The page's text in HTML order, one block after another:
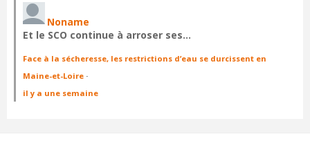
Noname
Et le SCO continue à arroser ses…
Face à la sécheresse, les restrictions d’eau se durcissent en
Maine-et-Loire ·
il y a une semaine